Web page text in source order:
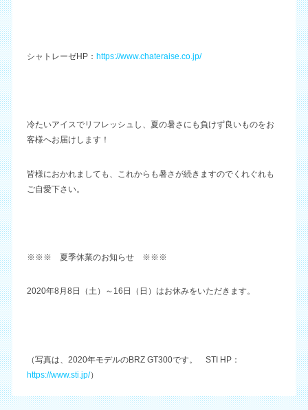
シャトレーゼHP： https://www.chateraise.co.jp/
冷たいアイスでリフレッシュし、夏の暑さにも負けず良いものをお
客様へお届けします！
皆様におかれましても、これからも暑さが続きますのでくれぐれも
ご自愛下さい。
※※※ 夏季休業のお知らせ ※※※
2020年8月8日（土）～16日（日）はお休みをいただきます。
（写真は、2020年モデルのBRZ GT300です。 STI HP：
https://www.sti.jp/）